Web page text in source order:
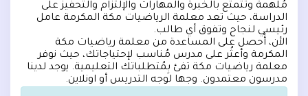
مُلهمة وتتمتع بالخبرة والمهارات والإلتزام والتحفيز على
الدراسة، حيث تعد معلمة الرياضيات مكة المكرمة عامل
رئيسي لنجاح وتفوق أي طالب.
الأن، أًحصل على المساعدة من معلمة رياضيات مكة
المكرمة وأعثُر على مدرس مُناسب لإحتياجاتك، حيث نوفر
معلمة رياضيات مكة تفئ بِمُتطلباتك التعليمية. يوجد لدينا
مدرسون معتمدون. وجها لوجه التدريس أو اونلاين.